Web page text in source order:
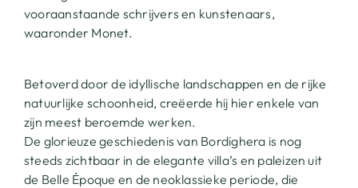
vooraanstaande schrijvers en kunstenaars,
waaronder Monet.
Betoverd door de idyllische landschappen en de rijke
natuurlijke schoonheid, creëerde hij hier enkele van
zijn meest beroemde werken.
De glorieuze geschiedenis van Bordighera is nog
steeds zichtbaar in de elegante villa’s en paleizen uit
de Belle Époque en de neoklassieke periode, die